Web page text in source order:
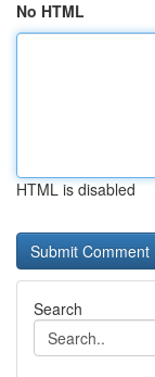
No HTML
HTML is disabled
Search